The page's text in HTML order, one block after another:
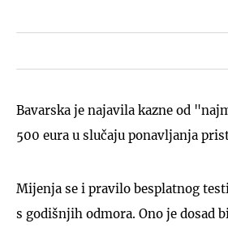
Bavarska je najavila kazne od
500 eura u slučaju ponavljanja
Mijenja se i pravilo besplatnog
s godišnjih odmora. Ono je dosad